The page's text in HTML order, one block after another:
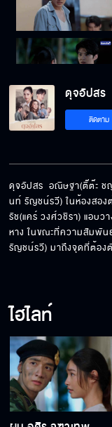
ดุจอัปสร
ติดตาม
ดุจอัปสร  อณิษฐา(ติ๊ต๊ะ
นท์ รัญชน์รวี) ในห้องสอ
รัช(แคร์ วงศ์วชิรา) แอบ
หาง ในขณะที่ความสัมพั
รัญชน์รวี) มาถึงจุดที่ต้อง
ไฮไลท์